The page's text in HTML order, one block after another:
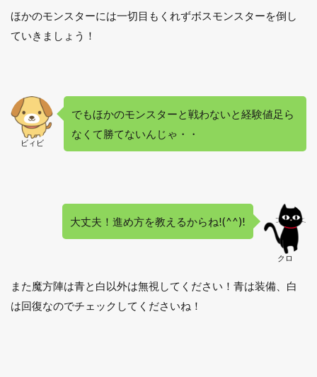
ほかのモンスターには一切目もくれずボスモンスターを倒し
ていきましょう！
ビィビ
でもほかのモンスターと戦わないと経験値足ら
なくて勝てないんじゃ・・
クロ
大丈夫！進め方を教えるからね!(^^)!
また魔方陣は青と白以外は無視してください！青は装備、白
は回復なのでチェックしてくださいね！